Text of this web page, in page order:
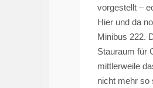
vorgestellt –
Hier und da
Minibus 222.
Stauraum für
mittlerweile
nicht mehr so